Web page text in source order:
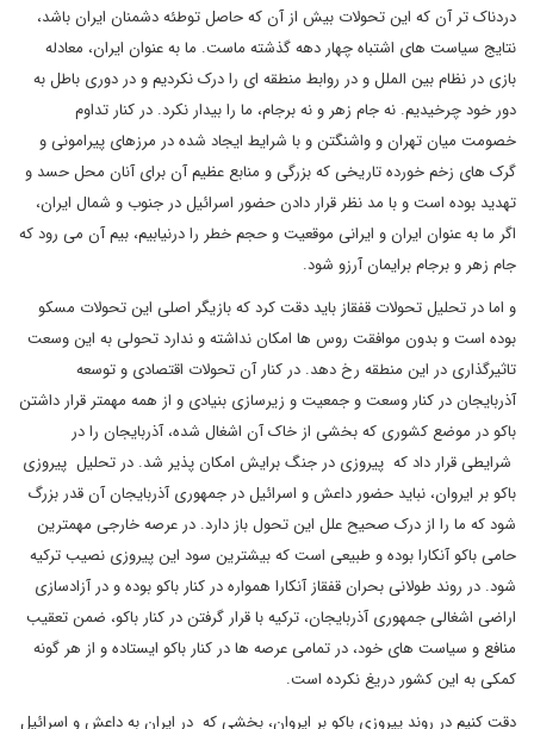
دردناک تر آن که این تحولات بیش از آن که حاصل توطئه دشمنان ایران باشد،
نتایج سیاست های اشتباه چهار دهه گذشته ماست. ما به عنوان ایران، معادله
بازی در نظام بین الملل و در روابط منطقه ای را درک نکردیم و در دوری باطل به
دور خود چرخیدیم. نه جام زهر و نه برجام، ما را بیدار نکرد. در کنار تداوم
خصومت میان تهران و واشنگتن و با شرایط ایجاد شده در مرزهای پیرامونی و
گرک های زخم خورده تاریخی که بزرگی و منابع عظیم آن برای آنان محل حسد و
تهدید بوده است و با مد نظر قرار دادن حضور اسرائیل در جنوب و شمال ایران،
اگر ما به عنوان ایران و ایرانی موقعیت و حجم خطر را درنیابیم، بیم آن می رود که
جام زهر و برجام برایمان آرزو شود.
و اما در تحلیل تحولات قفقاز باید دقت کرد که بازیگر اصلی این تحولات مسکو
بوده است و بدون موافقت روس ها امکان نداشته و ندارد تحولی به این وسعت
تاثیرگذاری در این منطقه رخ دهد. در کنار آن تحولات اقتصادی و توسعه
آذربایجان در کنار وسعت و جمعیت و زیرسازی بنیادی و از همه مهمتر قرار داشتن
باکو در موضع کشوری که بخشی از خاک آن اشغال شده، آذربایجان را در
شرایطی قرار داد که پیروزی در جنگ برایش امکان پذیر شد. در تحلیل پیروزی
باکو بر ایروان، نباید حضور داعش و اسرائیل در جمهوری آذربایجان آن قدر بزرگ
شود که ما را از درک صحیح علل این تحول باز دارد. در عرصه خارجی مهمترین
حامی باکو آنکارا بوده و طبیعی است که بیشترین سود این پیروزی نصیب ترکیه
شود. در روند طولانی بحران قفقاز آنکارا همواره در کنار باکو بوده و در آزادسازی
اراضی اشغالی جمهوری آذربایجان، ترکیه با قرار گرفتن در کنار باکو، ضمن تعقیب
منافع و سیاست های خود، در تمامی عرصه ها در کنار باکو ایستاده و از هر گونه
کمکی به این کشور دریغ نکرده است.
دقت کنیم در روند پیروزی باکو بر ایروان، بخشی که در ایران به داعش و اسرائیل